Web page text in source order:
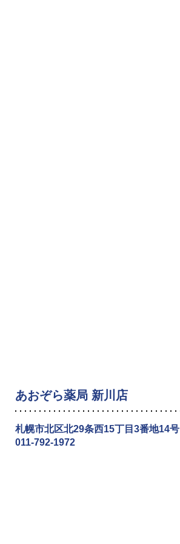
あおぞら薬局 新川店
札幌市北区北29条西15丁目3番地14号
011-792-1972